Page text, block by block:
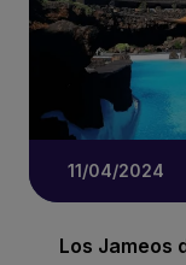
11/04/2024
Los Jameos